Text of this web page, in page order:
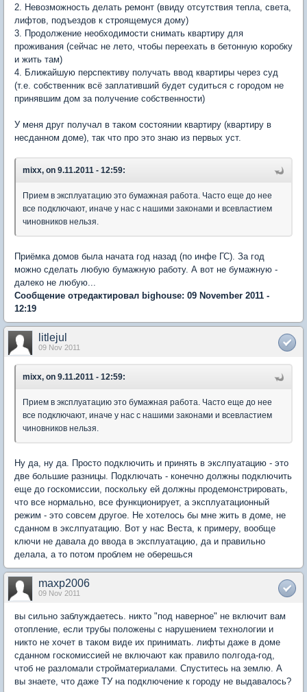
2. Невозможность делать ремонт (ввиду отсутствия тепла, света,
лифтов, подъездов к строящемуся дому)
3. Продолжение необходимости снимать квартиру для
проживания (сейчас не лето, чтобы переехать в бетонную коробку
и жить там)
4. Ближайшую перспективу получать ввод квартиры через суд
(т.е. собственник всё заплативший будет судиться с городом не
принявшим дом за получение собственности)
У меня друг получал в таком состоянии квартиру (квартиру в
несданном доме), так что про это знаю из первых уст.
mixx, on 9.11.2011 - 12:59:
Прием в эксплуатацию это бумажная работа. Часто еще до нее
все подключают, иначе у нас с нашими законами и всевластием
чиновников нельзя.
Приёмка домов была начата год назад (по инфе ГС). За год
можно сделать любую бумажную работу. А вот не бумажную -
далеко не любую...
Сообщение отредактировал bighouse: 09 November 2011 -
12:19
litlejul
09 Nov 2011
mixx, on 9.11.2011 - 12:59:
Прием в эксплуатацию это бумажная работа. Часто еще до нее
все подключают, иначе у нас с нашими законами и всевластием
чиновников нельзя.
Ну да, ну да. Просто подключить и принять в экслпуатацию - это
две большие разницы. Подключать - конечно должны подключить
еще до госкомиссии, поскольку ей должны продемонстрировать,
что все нормально, все функционирует, а эксплуатационный
режим - это совсем другое. Не хотелось бы мне жить в доме, не
сданном в экслпуатацию. Вот у нас Веста, к примеру, вообще
ключи не давала до ввода в эксплуатацию, да и правильно
делала, а то потом проблем не оберешься
maxp2006
09 Nov 2011
вы сильно заблуждаетесь. никто "под наверное" не включит вам
отопление, если трубы положены с нарушением технологии и
никто не хочет в таком виде их принимать. лифты даже в доме
сданном госкомиссией не включают как правило полгода-год,
чтоб не разломали стройматериалами. Спуститесь на землю. А
вы знаете, что даже ТУ на подключение к городу не выдавалось?